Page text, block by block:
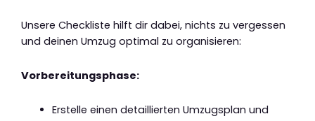
Unsere Checkliste hilft dir dabei, nichts zu vergessen
und deinen Umzug optimal zu organisieren:
Vorbereitungsphase:
Erstelle einen detaillierten Umzugsplan und